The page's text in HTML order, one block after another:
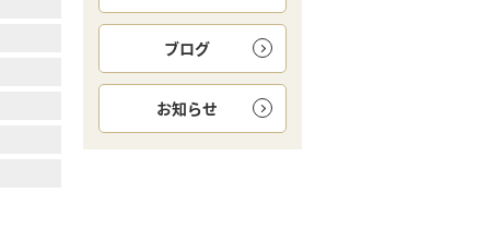
ブログ
お知らせ